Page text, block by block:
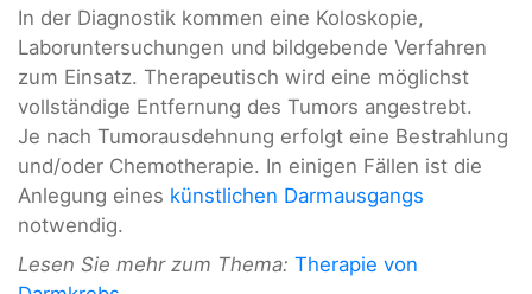
In der Diagnostik kommen eine Koloskopie,
Laboruntersuchungen und bildgebende Verfahren
zum Einsatz. Therapeutisch wird eine möglichst
vollständige Entfernung des Tumors angestrebt.
Je nach Tumorausdehnung erfolgt eine Bestrahlung
und/oder Chemotherapie. In einigen Fällen ist die
Anlegung eines künstlichen Darmausgangs
notwendig.
Lesen Sie mehr zum Thema: Therapie von